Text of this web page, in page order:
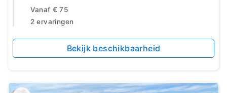
Vanaf € 75
2 ervaringen
Bekijk beschikbaarheid